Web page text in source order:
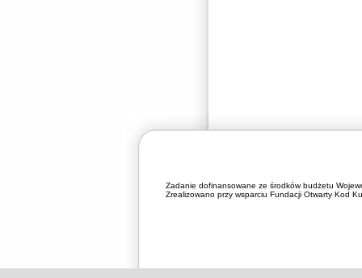
Zadanie dofinansowane ze środków budżetu
Zrealizowano przy wsparciu Fundacji Otwarty Kod